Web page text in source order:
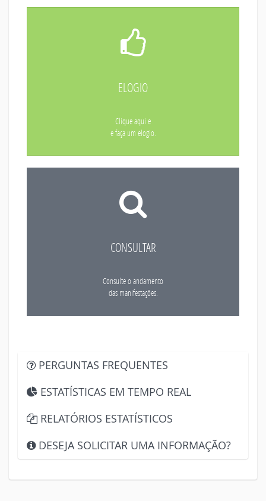
ELOGIO
Clique aqui e
e faça um elogio.
CONSULTAR
Consulte o andamento
das manifestações.
PERGUNTAS FREQUENTES
ESTATÍSTICAS EM TEMPO REAL
RELATÓRIOS ESTATÍSTICOS
DESEJA SOLICITAR UMA INFORMAÇÃO?